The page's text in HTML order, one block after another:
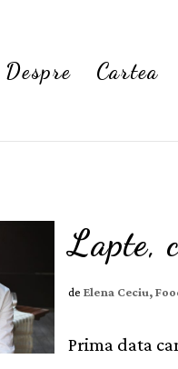
Despre Cartea
Lapte,
de Elena Ceciu,
Prima data